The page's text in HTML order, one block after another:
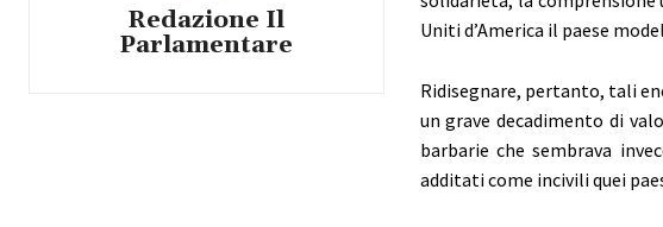
Redazione Il
Parlamentare
Uniti d’America il paese
Ridisegnare, pertanto, tali
un grave decadimento di
barbarie che sembrava
additati come incivili quei